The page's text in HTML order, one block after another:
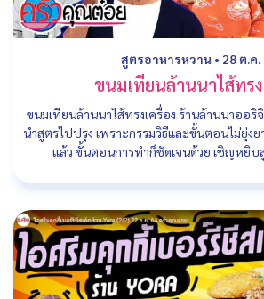
สูตรอาหารหวาน • 28 ต.ค.
ขนมเทียนล้านนาไส้ทรง
ขนมเทียนล้านนาไส้ทรงเครื่อง ร้านล้านนาออ
นำสูตรไปปรุง เพราะกรรมวิธีและขั้นตอนไม่ยุ่ง
แล้ว ขั้นตอนการทำก็ชัดเจนด้วย เชิญหยิบ